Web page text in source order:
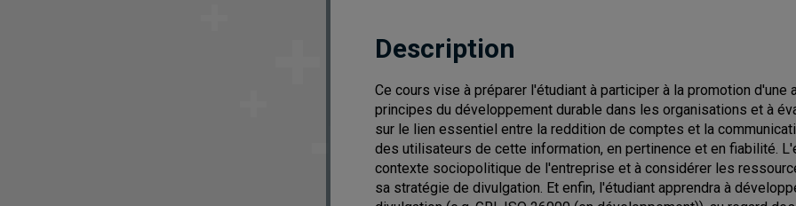
Description
Ce cours vise à préparer l'étudiant à participer à la promotion d'une
principes du développement durable dans les organisations et à
sur le lien essentiel entre la reddition de comptes et la
des utilisateurs de cette information, en pertinence et en fiabilité.
contexte sociopolitique de l'entreprise et à considérer les
sa stratégie de divulgation. Et enfin, l'étudiant apprendra à